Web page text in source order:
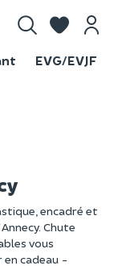
EVG/EVJF
encadré et
Chute
vous
cadeau -